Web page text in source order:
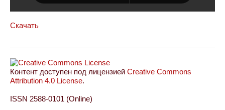
Скачать
Контент доступен под лицензией Creative Commons
Attribution 4.0 License.
ISSN 2588-0101 (Online)